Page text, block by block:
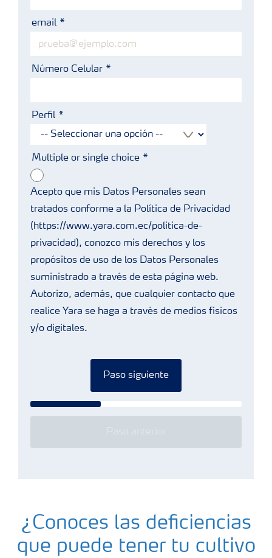
email
Número Celular
Perfil
Multiple or single choice
Acepto que mis Datos Personales sean
tratados conforme a la Política de Privacidad
(https://www.yara.com.ec/politica-de-
privacidad), conozco mis derechos y los
propósitos de uso de los Datos Personales
suministrado a través de esta página web.
Autorizo, además, que cualquier contacto que
realice Yara se haga a través de medios físicos
y/o digitales.
Paso siguiente
¿Conoces las deficiencias
que puede tener tu cultivo